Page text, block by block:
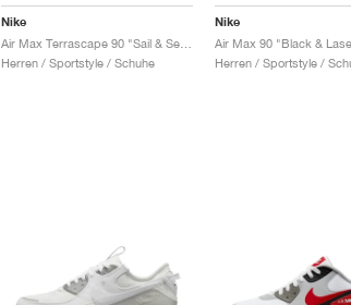
Nike
Herren / Sportstyle / Schuhe
Nike
Air Max 90 "Black &
Herren / Sportstyle /